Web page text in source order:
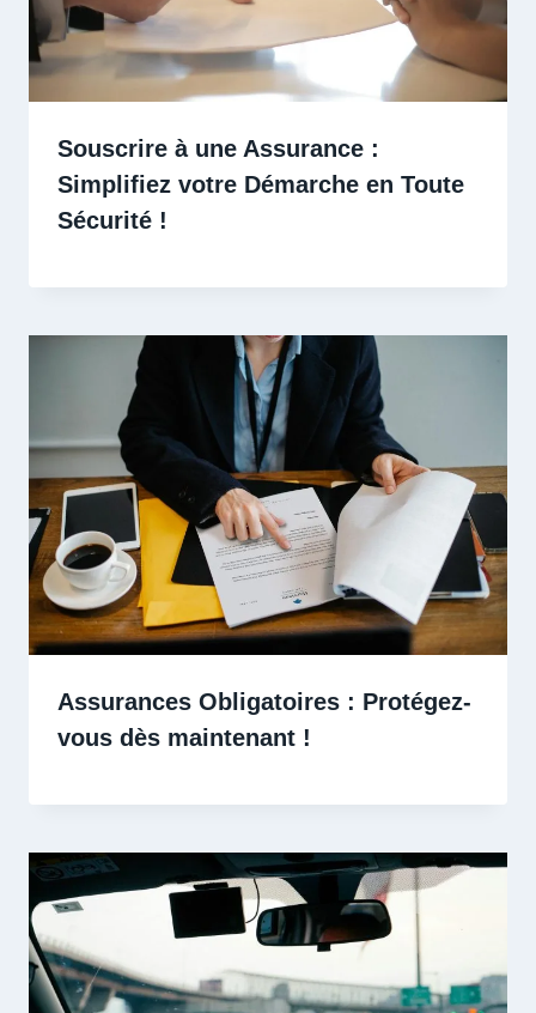
Souscrire à une Assurance :
Simplifiez votre Démarche en Toute
Sécurité !
Assurances Obligatoires : Protégez-
vous dès maintenant !